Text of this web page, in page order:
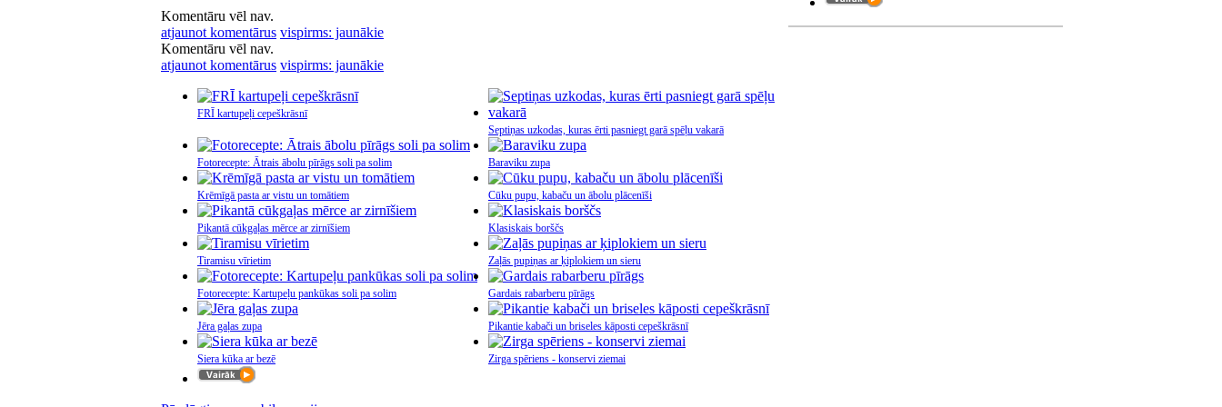
Komentāru vēl nav.
atjaunot komentārus vispirms: jaunākie
Komentāru vēl nav.
atjaunot komentārus vispirms: jaunākie
FRĪ kartupeļi cepeškrāsnī
Septiņas uzkodas, kuras ērti pasniegt garā spēļu vakarā
Fotorecepte: Ātrais ābolu pīrāgs soli pa solim Baraviku zupa
Krēmīgā pasta ar vistu un tomātiem Cūku pupu, kabaču un ābolu plācenīši
Pikantā cūkgaļas mērce ar zirnīšiem Klasiskais borščs
Tiramisu vīrietim Zaļās pupiņas ar ķiplokiem un sieru
Fotorecepte: Kartupeļu pankūkas soli pa solim Gardais rabarberu pīrāgs
Jēra gaļas zupa Pikantie kabači un briseles kāposti cepeškrāsnī
Siera kūka ar bezē Zirga spēriens - konservi ziemai